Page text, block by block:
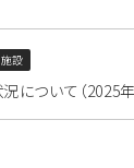
施設
について（2025年